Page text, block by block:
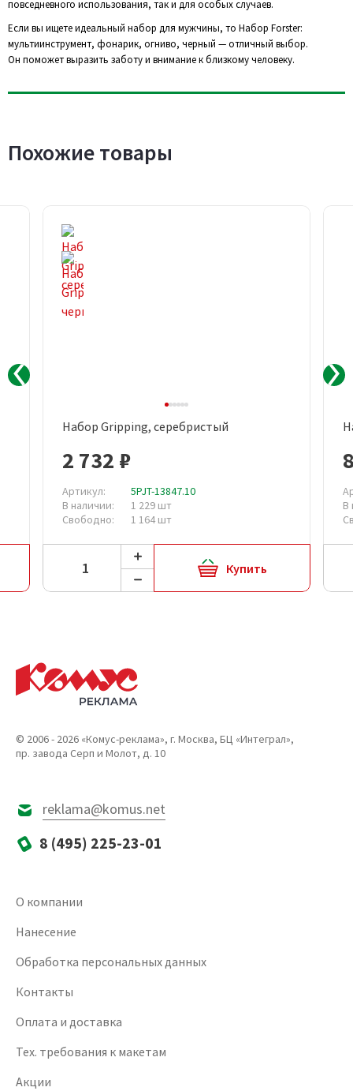
повседневного использования, так и для особых случаев.
Если вы ищете идеальный набор для мужчины, то Набор Forster:
мультиинструмент, фонарик, огниво, черный — отличный выбор.
Он поможет выразить заботу и внимание к близкому человеку.
Похожие товары
Набор Gripping, серебристый
2 732 ₽
Артикул:
5PJT-13847.10
В наличии:
1 229 шт
Свободно:
1 164 шт
Купить
В
© 2006 - 2026 «Комус-реклама», г. Москва, БЦ «Интеграл»,
пр. завода Серп и Молот, д. 10
reklama@komus.net
8 (495) 225-23-01
О компании
Нанесение
Обработка персональных данных
Контакты
Оплата и доставка
Тех. требования к макетам
Акции